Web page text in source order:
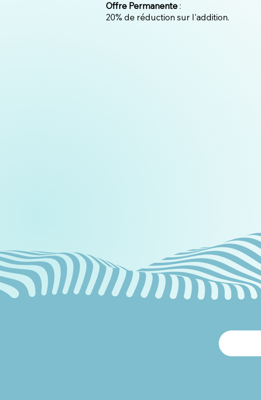
Offre Permanente:
20% de réduction sur l'addition.